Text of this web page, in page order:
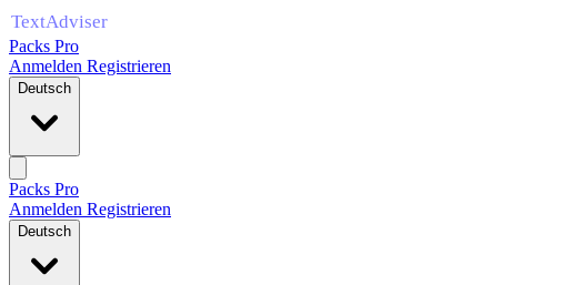
Packs Pro
Anmelden Registrieren
Deutsch
Packs Pro
Anmelden Registrieren
Deutsch